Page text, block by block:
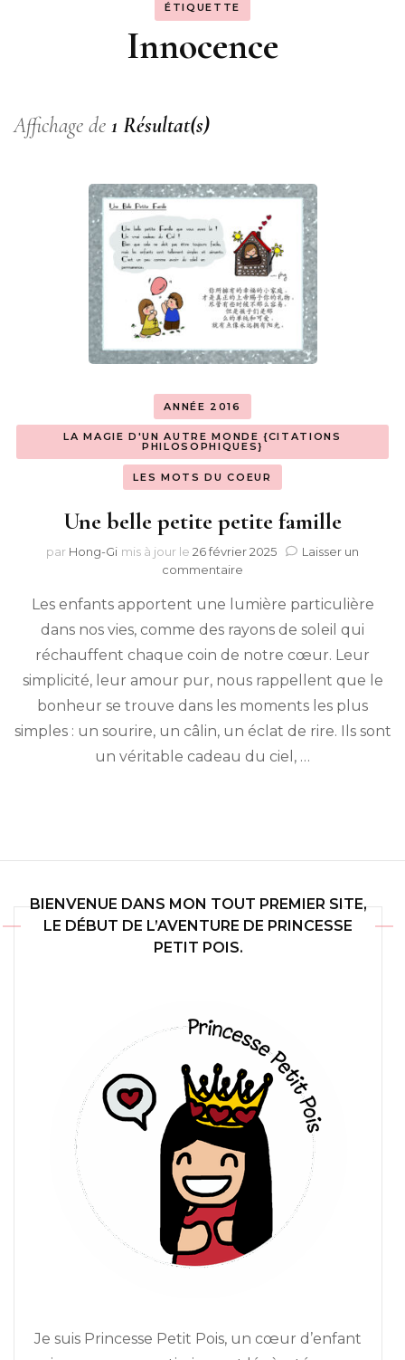
ÉTIQUETTE
Innocence
Affichage de 1 Résultat(s)
ANNÉE 2016
LA MAGIE D'UN AUTRE MONDE {CITATIONS
PHILOSOPHIQUES}
LES MOTS DU COEUR
Une belle petite petite famille
par Hong-Gi mis à jour le 26 février 2025
Laisser un
commentaire
belle
petite
petite
famille
Les enfants apportent une lumière particulière
dans nos vies, comme des rayons de soleil qui
réchauffent chaque coin de notre cœur. Leur
simplicité, leur amour pur, nous rappellent que le
bonheur se trouve dans les moments les plus
simples : un sourire, un câlin, un éclat de rire. Ils sont
un véritable cadeau du ciel, …
BIENVENUE DANS MON TOUT PREMIER SITE,
LE DÉBUT DE L’AVENTURE DE PRINCESSE
PETIT POIS.
Je suis Princesse Petit Pois, un cœur d’enfant